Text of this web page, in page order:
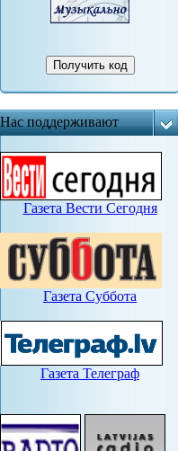
Нас поддерживают
Газета Вести Сегодня
Газета Суббота
Газета Телеграф